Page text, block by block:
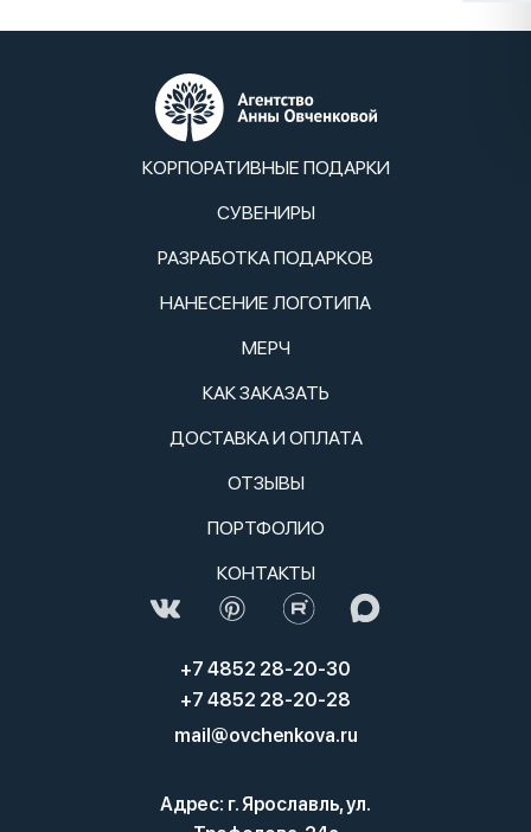
КОРПОРАТИВНЫЕ ПОДАРКИ
СУВЕНИРЫ
РАЗРАБОТКА ПОДАРКОВ
НАНЕСЕНИЕ ЛОГОТИПА
МЕРЧ
КАК ЗАКАЗАТЬ
ДОСТАВКА И ОПЛАТА
ОТЗЫВЫ
ПОРТФОЛИО
КОНТАКТЫ
+7 4852 28-20-30
+7 4852 28-20-28
mail@ovchenkova.ru
Адрес: г. Ярославль, ул.